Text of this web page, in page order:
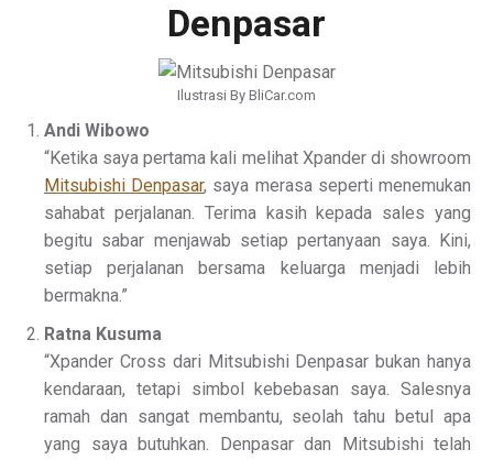
Denpasar
Ilustrasi By BliCar.com
Andi Wibowo
“Ketika saya pertama kali melihat Xpander di showroom
Mitsubishi Denpasar, saya merasa seperti menemukan
sahabat perjalanan. Terima kasih kepada sales yang
begitu sabar menjawab setiap pertanyaan saya. Kini,
setiap perjalanan bersama keluarga menjadi lebih
bermakna.”
Ratna Kusuma
“Xpander Cross dari Mitsubishi Denpasar bukan hanya
kendaraan, tetapi simbol kebebasan saya. Salesnya
ramah dan sangat membantu, seolah tahu betul apa
yang saya butuhkan. Denpasar dan Mitsubishi telah